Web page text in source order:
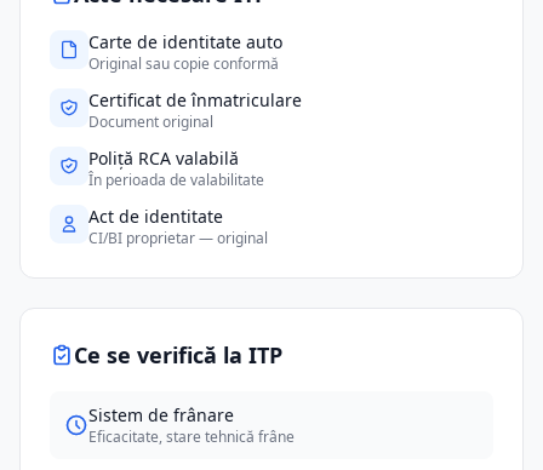
Carte de identitate auto
Original sau copie conformă
Certificat de înmatriculare
Document original
Poliță RCA valabilă
În perioada de valabilitate
Act de identitate
CI/BI proprietar — original
Ce se verifică la ITP
Sistem de frânare
Eficacitate, stare tehnică frâne